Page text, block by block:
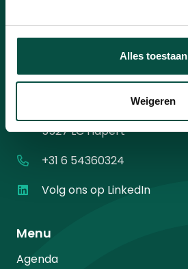
Alles toestaan
Weigeren
Contact
5527 LC Hapert
+31 6 54360324
Volg ons op LinkedIn
Menu
Agenda